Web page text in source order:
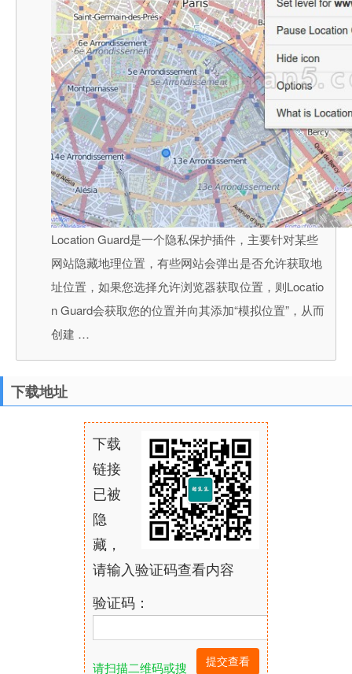
Location Guard是一个隐私保护插件，主要针对某些
网站隐藏地理位置，有些网站会弹出是否允许获取地
址位置，如果您选择允许浏览器获取位置，则Locatio
n Guard会获取您的位置并向其添加“模拟位置”，从而
创建 …
下载地址
下载
链接
已被
隐
藏，
请输入验证码查看内容
验证码：
请扫描二维码或搜